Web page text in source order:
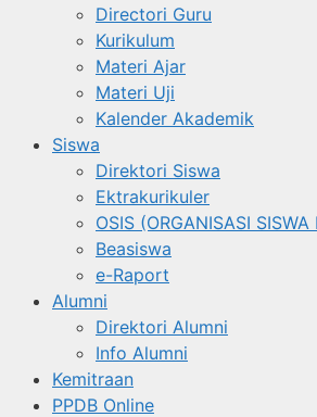
Directori Guru
Kurikulum
Materi Ajar
Materi Uji
Kalender Akademik
Siswa
Direktori Siswa
Ektrakurikuler
OSIS (ORGANISASI
Beasiswa
e-Raport
Alumni
Direktori Alumni
Info Alumni
Kemitraan
PPDB Online